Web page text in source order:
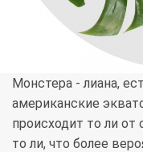
Монстера - лиана,
американские
происходит то ли от
то ли, что более